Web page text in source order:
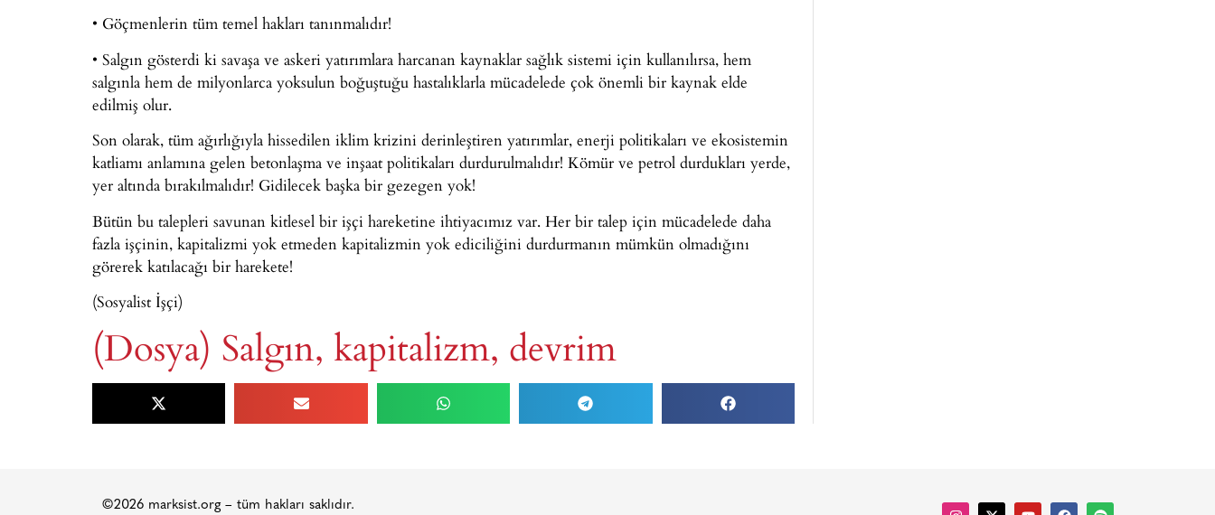
• Göçmenlerin tüm temel hakları tanınmalıdır!
• Salgın gösterdi ki savaşa ve askeri yatırımlara harcanan kaynaklar sağlık sistemi için kullanılırsa, hem
salgınla hem de milyonlarca yoksulun boğuştuğu hastalıklarla mücadelede çok önemli bir kaynak elde
edilmiş olur.
Son olarak, tüm ağırlığıyla hissedilen iklim krizini derinleştiren yatırımlar, enerji politikaları ve ekosistemin
katliamı anlamına gelen betonlaşma ve inşaat politikaları durdurulmalıdır! Kömür ve petrol durdukları yerde,
yer altında bırakılmalıdır! Gidilecek başka bir gezegen yok!
Bütün bu talepleri savunan kitlesel bir işçi hareketine ihtiyacımız var. Her bir talep için mücadelede daha
fazla işçinin, kapitalizmi yok etmeden kapitalizmin yok ediciliğini durdurmanın mümkün olmadığını
görerek katılacağı bir harekete!
(Sosyalist İşçi)
(Dosya) Salgın, kapitalizm, devrim
©2026 marksist.org – tüm hakları saklıdır.